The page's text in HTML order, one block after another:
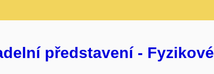
představení - Fyzikové